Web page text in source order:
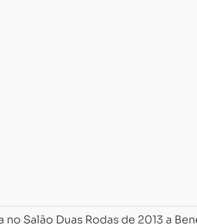
Salão Duas Rodas de 2013 a